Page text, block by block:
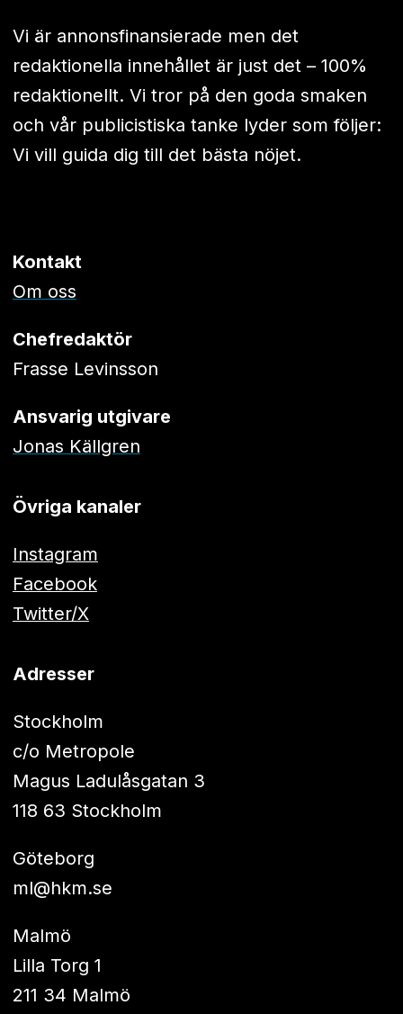
Vi är annonsfinansierade men det
redaktionella innehållet är just det – 100%
redaktionellt. Vi tror på den goda smaken
och vår publicistiska tanke lyder som följer:
Vi vill guida dig till det bästa nöjet.
Kontakt
Om oss
Chefredaktör
Frasse Levinsson
Ansvarig utgivare
Jonas Källgren
Övriga kanaler
Instagram
Facebook
Twitter/X
Adresser
Stockholm
c/o Metropole
Magus Ladulåsgatan 3
118 63 Stockholm
Göteborg
ml@hkm.se
Malmö
Lilla Torg 1
211 34 Malmö